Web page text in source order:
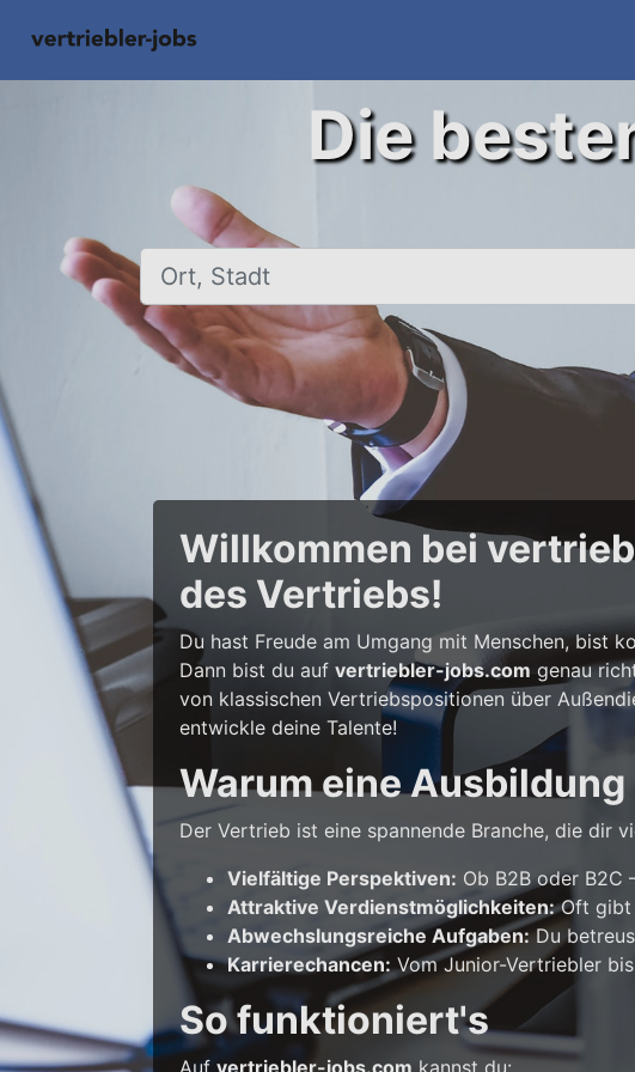
Die
Ort, Stadt
Willkommen bei
des Vertriebs!
Du hast Freude am Umgang mit Menschen, bist
Dann bist du aufvertriebler-jobs.com genau
von klassischen Vertriebspositionen über
entwickle deine Talente!
Warum eine
Der Vertrieb ist eine spannende Branche, die dir
Vielfältige Perspektiven: Ob B2B oder B2C
Attraktive Verdienstmöglichkeiten:Oft gibt
Abwechslungsreiche Aufgaben:Du
Karrierechancen:Vom Junior-Vertriebler
So funktioniert's